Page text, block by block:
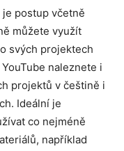
postup včetně
můžete využít
svých projektech
naleznete i
projektů v češtině i
Ideální je
co nejméně
například